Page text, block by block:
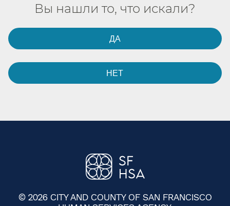
Вы нашли то, что искали?​​
ДА​​
НЕТ​​
© 2026 CITY AND COUNTY OF SAN FRANCISCO